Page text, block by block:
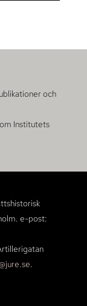
och
Institutets
e-post: